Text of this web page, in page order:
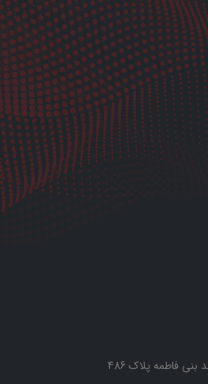
فاطمه پلاک 486